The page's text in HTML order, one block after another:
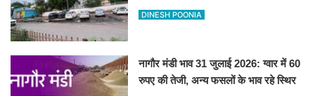
सेल्फी पॉइंट
DINESH POONIA
नागौर मंडी भाव 31 जुलाई 2026: ग्वार में 60
रुपए की तेजी, अन्य फसलों के भाव रहे स्थिर